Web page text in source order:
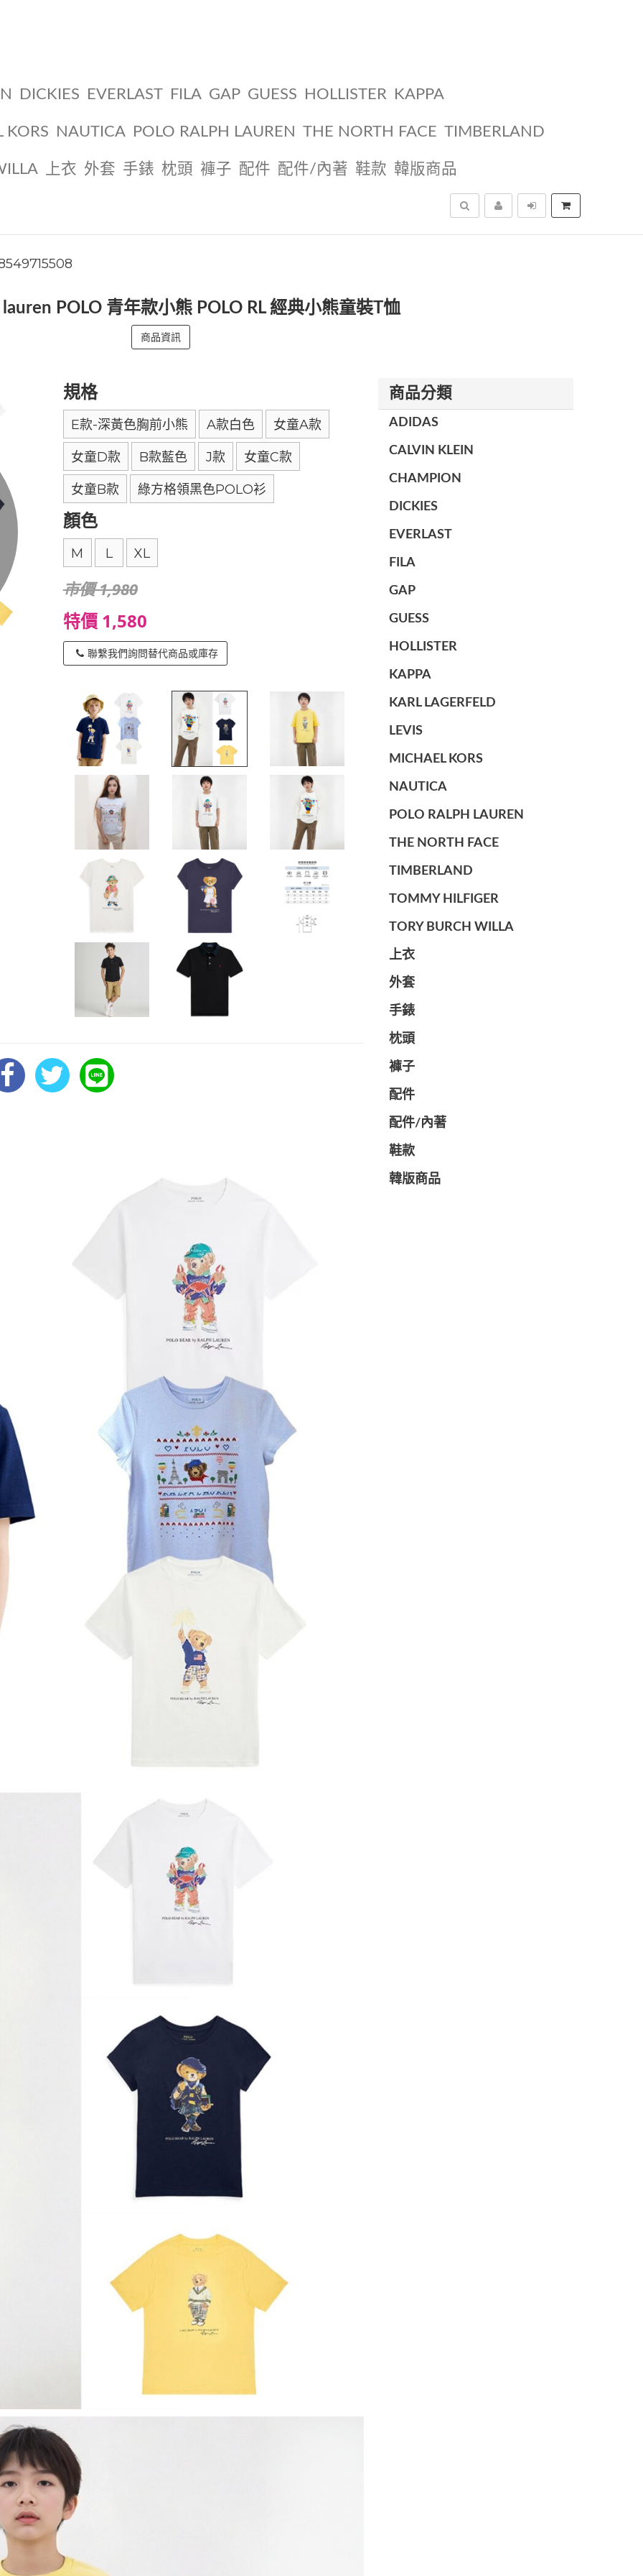
DICKIES EVERLAST FILA GAP GUESS HOLLISTER KAPPA
KORS NAUTICA POLO RALPH LAUREN THE NORTH FACE TIMBERLAND
上衣 外套 手錶 枕頭 褲子 配件 配件/內著 鞋款 韓版商品
搜尋
POLO 青年款小熊 POLO RL 經典小熊童裝T恤
商品資訊
規格
E款-深黃色胸前小熊 A款白色 女童A款
女童D款 B款藍色 J款 女童C款
女童B款 綠方格領黑色POLO衫
顏色
M L XL
市價 1,980
特價 1,580
聯繫我們詢問替代商品或庫存
商品分類
ADIDAS
CALVIN KLEIN
CHAMPION
DICKIES
EVERLAST
FILA
GAP
GUESS
HOLLISTER
KAPPA
KARL LAGERFELD
LEVIS
MICHAEL KORS
NAUTICA
POLO RALPH LAUREN
THE NORTH FACE
TIMBERLAND
TOMMY HILFIGER
TORY BURCH WILLA
上衣
外套
手錶
枕頭
褲子
配件
配件/內著
鞋款
韓版商品